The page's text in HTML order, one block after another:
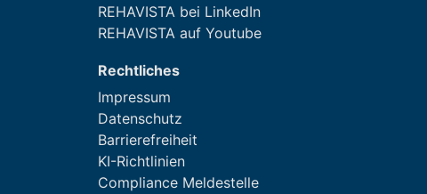
REHAVISTA bei LinkedIn
REHAVISTA auf Youtube
Rechtliches
Impressum
Datenschutz
Barrierefreiheit
KI-Richtlinien
Compliance Meldestelle